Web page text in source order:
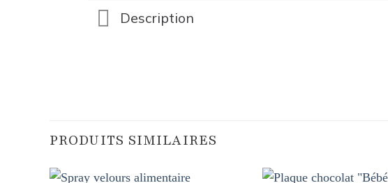
Description
PRODUITS SIMILAIRES